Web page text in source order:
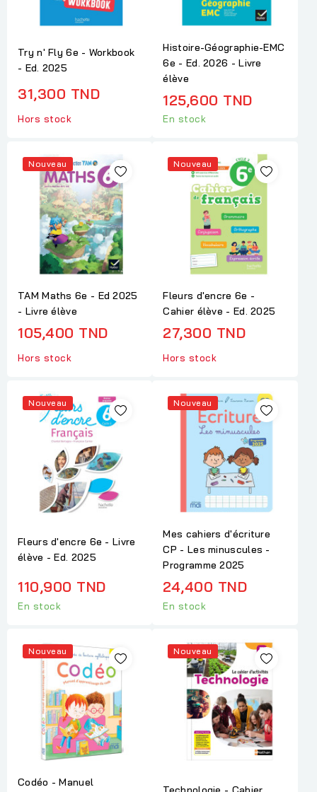
Try n' Fly 6e - Workbook
- Ed. 2025
31,300 TND
Hors stock
Histoire-Géographie-EMC
6e - Ed. 2026 - Livre
élève
125,600 TND
En stock
Nouveau
TAM Maths 6e - Ed 2025
- Livre élève
105,400 TND
Hors stock
Nouveau
Fleurs d'encre 6e -
Cahier élève - Ed. 2025
27,300 TND
Hors stock
Nouveau
Fleurs d'encre 6e - Livre
élève - Ed. 2025
110,900 TND
En stock
Nouveau
Mes cahiers d'écriture
CP - Les minuscules -
Programme 2025
24,400 TND
En stock
Nouveau
Codéo - Manuel
Nouveau